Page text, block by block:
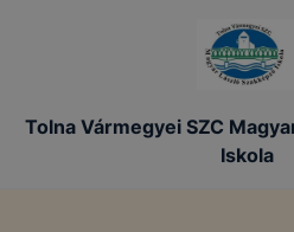
Tolna Vármegyei SZC
Iskola